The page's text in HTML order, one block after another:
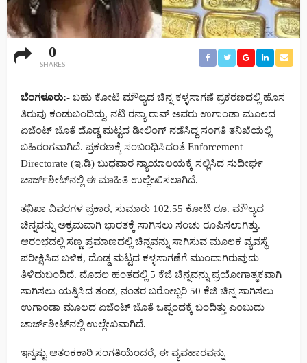
0
SHARES
ಬೆಂಗಳೂರು:- ಬಹು ಕೋಟಿ ಮೌಲ್ಯದ ಚಿನ್ನ ಕಳ್ಳಸಾಗಣೆ ಪ್ರಕರಣದಲ್ಲಿ ಹೊಸ
ತಿರುವು ಕಂಡುಬಂದಿದ್ದು, ನಟಿ ರನ್ಯಾ ರಾವ್ ಅವರು ಉಗಾಂಡಾ ಮೂಲದ
ಏಜೆಂಟ್ ಜೊತೆ ದೊಡ್ಡ ಮಟ್ಟದ ಡೀಲಿಂಗ್ ನಡೆಸಿದ್ದ ಸಂಗತಿ ತನಿಖೆಯಲ್ಲಿ
ಬಹಿರಂಗವಾಗಿದೆ. ಪ್ರಕರಣಕ್ಕೆ ಸಂಬಂಧಿಸಿದಂತೆ Enforcement
Directorate (ಇ.ಡಿ) ಬುಧವಾರ ನ್ಯಾಯಾಲಯಕ್ಕೆ ಸಲ್ಲಿಸಿದ ಸುದೀರ್ಘ
ಚಾರ್ಜ್‌ಶೀಟ್‌ನಲ್ಲಿ ಈ ಮಾಹಿತಿ ಉಲ್ಲೇಖಿಸಲಾಗಿದೆ.
ತನಿಖಾ ವಿವರಗಳ ಪ್ರಕಾರ, ಸುಮಾರು 102.55 ಕೋಟಿ ರೂ. ಮೌಲ್ಯದ
ಚಿನ್ನವನ್ನು ಅಕ್ರಮವಾಗಿ ಭಾರತಕ್ಕೆ ಸಾಗಿಸಲು ಸಂಚು ರೂಪಿಸಲಾಗಿತ್ತು.
ಆರಂಭದಲ್ಲಿ ಸಣ್ಣ ಪ್ರಮಾಣದಲ್ಲಿ ಚಿನ್ನವನ್ನು ಸಾಗಿಸುವ ಮೂಲಕ ವ್ಯವಸ್ಥೆ
ಪರೀಕ್ಷಿಸಿದ ಬಳಿಕ, ದೊಡ್ಡ ಮಟ್ಟದ ಕಳ್ಳಸಾಗಣೆಗೆ ಮುಂದಾಗಿರುವುದು
ತಿಳಿದುಬಂದಿದೆ. ಮೊದಲ ಹಂತದಲ್ಲಿ 5 ಕೆಜಿ ಚಿನ್ನವನ್ನು ಪ್ರಯೋಗಾತ್ಮಕವಾಗಿ
ಸಾಗಿಸಲು ಯತ್ನಿಸಿದ ತಂಡ, ನಂತರ ಬರೋಬ್ಬರಿ 50 ಕೆಜಿ ಚಿನ್ನ ಸಾಗಿಸಲು
ಉಗಾಂಡಾ ಮೂಲದ ಏಜೆಂಟ್ ಜೊತೆ ಒಪ್ಪಂದಕ್ಕೆ ಬಂದಿತ್ತು ಎಂಬುದು
ಚಾರ್ಜ್‌ಶೀಟ್‌ನಲ್ಲಿ ಉಲ್ಲೇಖವಾಗಿದೆ.
ಇನ್ನಷ್ಟು ಆತಂಕಕಾರಿ ಸಂಗತಿಯೆಂದರೆ, ಈ ವ್ಯವಹಾರವನ್ನು